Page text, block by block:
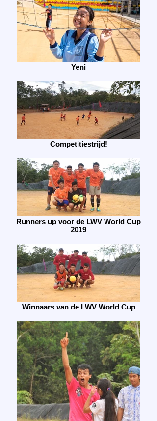
Yeni
Competitiestrijd!
Runners up voor de LWV World Cup
2019
Winnaars van de LWV World Cup